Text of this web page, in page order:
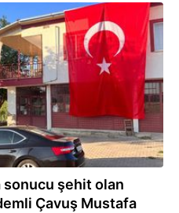
şehit olan
Çavuş Mustafa